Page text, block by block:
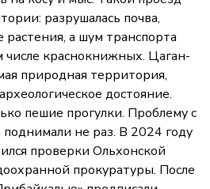
разрушалась почва,
а шум транспорта
числе краснокнижных. Цаган-
природная территория,
достояние.
пешие прогулки. Проблему с
не раз. В 2024 году
проверки Ольхонской
прокуратуры. После